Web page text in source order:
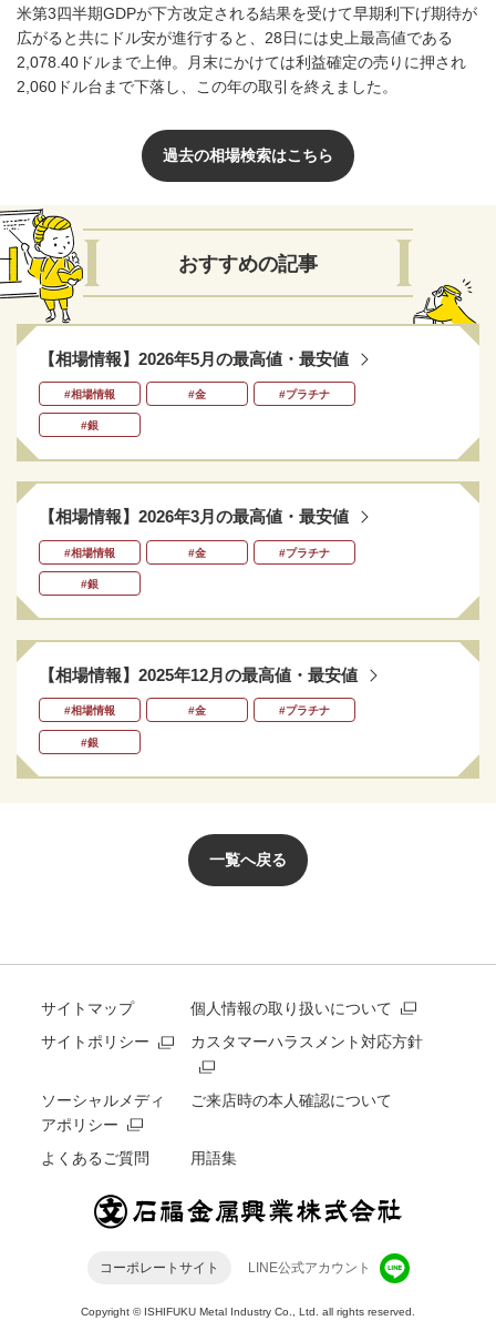
米第3四半期GDPが下方改定される結果を受けて早期利下げ期待が
広がると共にドル安が進行すると、 28日には史上最高値である
2,078.40 ドルまで上伸。月末にかけては利益確定の売りに押され
2,060 ドル台まで下落し、この年の取引を終えました。
過去の相場検索はこちら
おすすめの記事
【相場情報】2026年5月の最高値・最安値
#相場情報 #金 #プラチナ
#銀
【相場情報】2026年3月の最高値・最安値
#相場情報 #金 #プラチナ
#銀
【相場情報】2025年12月の最高値・最安値
#相場情報 #金 #プラチナ
#銀
一覧へ戻る
サイトマップ
個人情報の取り扱いについて
サイトポリシー
カスタマーハラスメント対応方針
ソーシャルメディ
アポリシー
ご来店時の本人確認について
よくあるご質問 用語集
コーポレートサイト LINE公式アカウント
Copyright © ISHIFUKU Metal Industry Co., Ltd. all rights reserved.